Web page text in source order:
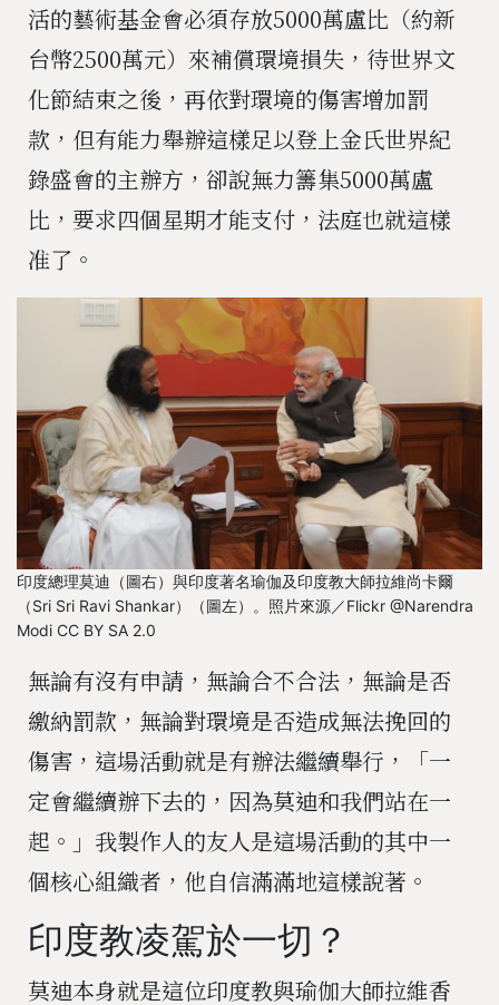
活的藝術基金會必須存放5000萬盧比（約新
台幣2500萬元）來補償環境損失，待世界文
化節結束之後，再依對環境的傷害增加罰
款，但有能力舉辦這樣足以登上金氏世界紀
錄盛會的主辦方，卻說無力籌集5000萬盧
比，要求四個星期才能支付，法庭也就這樣
准了。
印度總理莫迪（圖右）與印度著名瑜伽及印度教大師拉維尚卡爾
（Sri Sri Ravi Shankar）（圖左）。照片來源／Flickr @Narendra
Modi CC BY SA 2.0
無論有沒有申請，無論合不合法，無論是否
繳納罰款，無論對環境是否造成無法挽回的
傷害，這場活動就是有辦法繼續舉行，「一
定會繼續辦下去的，因為莫迪和我們站在一
起。」我製作人的友人是這場活動的其中一
個核心組織者，他自信滿滿地這樣說著。
印度教凌駕於一切？
莫迪本身就是這位印度教與瑜伽大師拉維香